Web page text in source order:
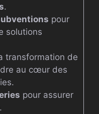
.
pour
solutions
transformation de
au cœur des
pour assurer